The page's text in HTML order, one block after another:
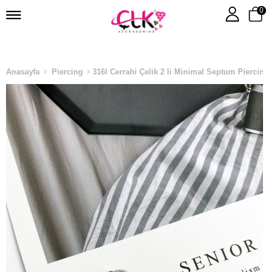
0
Anasayfa Piercing 316l Cerrahi Çelik 2 li Minimal Septum Piercing